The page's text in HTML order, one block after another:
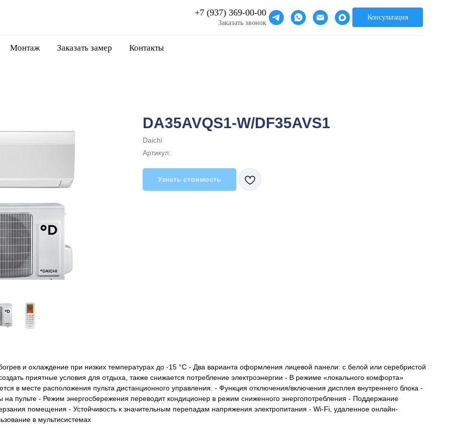
+7 (937) 369-00-00
Заказать звонок
Консультация
Монтаж Заказать замер Контакты
DA35AVQS1-W/DF35AVS1
Daichi
Артикул:
Узнать стоимость
и охлаждение при низких температурах до -15 °С - Два варианта оформления лицевой панели: с белой или серебристой
приятные условия для отдыха, также снижается потребление электроэнергии - В режиме «локального комфорта»
в месте расположения пульта дистанционного управления. - Функция отключения/включения дисплея внутреннего блока -
пульте - Режим энергосбережения переводит кондиционер в режим сниженного энергопотребления - Поддержание
помещения - Устойчивость к значительным перепадам напряжения электропитания - Wi-Fi, удаленное онлайн-
в мультисистемах